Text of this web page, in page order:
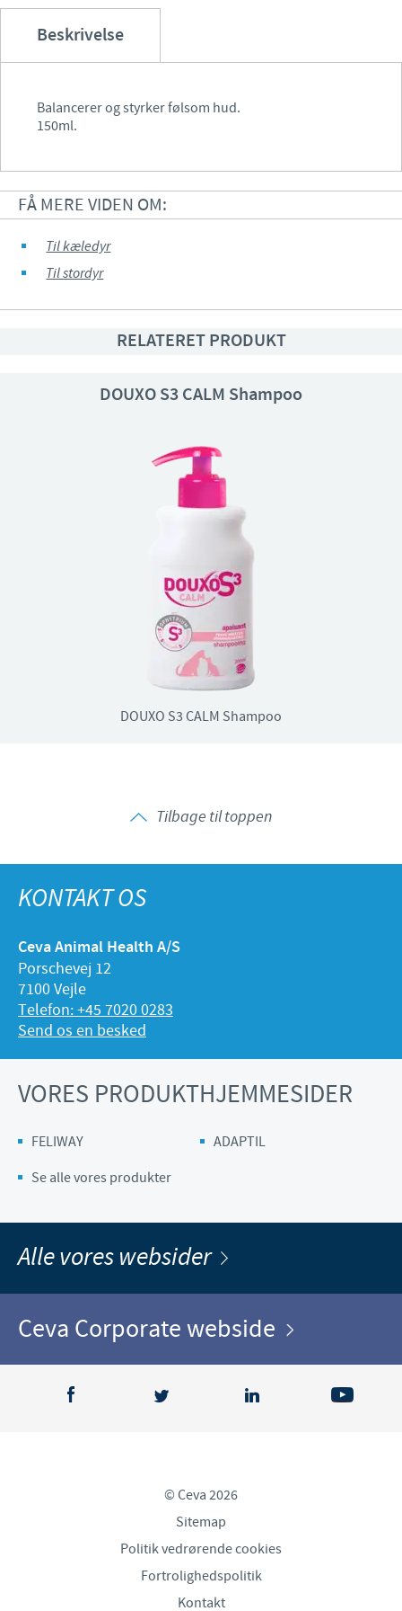
Beskrivelse
Balancerer og styrker følsom hud.
150ml.
FÅ MERE VIDEN OM:
Til kæledyr
Til stordyr
RELATERET PRODUKT
DOUXO S3 CALM Shampoo
DOUXO S3 CALM Shampoo
Tilbage til toppen
KONTAKT OS
Ceva Animal Health A/S
Porschevej 12
7100 Vejle
Telefon: +45 7020 0283
Send os en besked
VORES PRODUKTHJEMMESIDER
FELIWAY
ADAPTIL
Se alle vores produkter
Alle vores websider
Ceva Corporate webside
© Ceva 2026
Sitemap
Politik vedrørende cookies
Fortrolighedspolitik
Kontakt